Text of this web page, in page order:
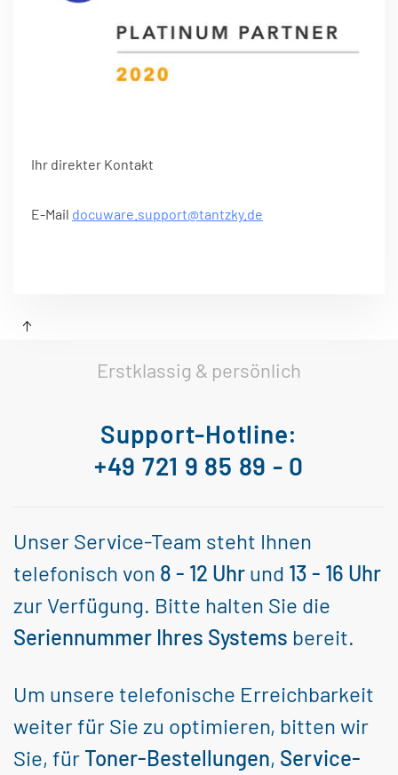
Ihr direkter Kontakt
E-Mail docuware.support@tantzky.de
Erstklassig & persönlich
Support-Hotline:
+49 721 9 85 89 - 0
Unser Service-Team steht Ihnen
telefonisch von 8 - 12 Uhr und 13 - 16 Uhr
zur Verfügung. Bitte halten Sie die
Seriennummer Ihres Systems bereit.
Um unsere telefonische Erreichbarkeit
weiter für Sie zu optimieren, bitten wir
Sie, für Toner-Bestellungen, Service-